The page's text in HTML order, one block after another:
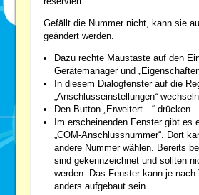
Gefällt die Nummer nicht, kann sie
geändert werden.
Dazu rechte Maustaste auf den
Gerätemanager und
In diesem Dialogfenster auf die
„Anschlusseinstellungen“ wechseln.
Den Button „Erweitert…“ drücken
Im erscheinenden Fenster gibt es
„COM-Anschlussnummer“. Dort
andere Nummer wählen. Bereits
sind gekennzeichnet und sollten
werden. Das Fenster kann je nach
anders aufgebaut sein.